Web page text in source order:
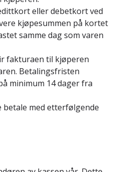
eller debetkort ved
kjøpesummen på kortet
samme dag som varen
fakturaen til kjøperen
Betalingsfristen
minimum 14 dager fra
betale med etterfølgende